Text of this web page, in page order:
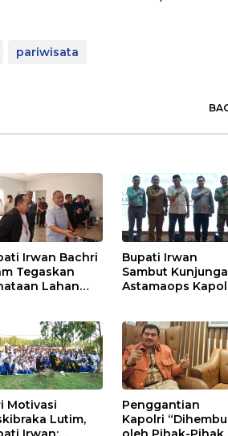
pariwisata
Irwan Bachri
Tegaskan
Lahan
Bupati Irwan
Sambut
Astamaops
Luwu Timur
Motivasi
Lutim,
Penggantian
Kapolri